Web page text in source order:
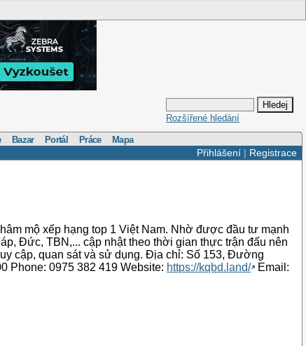
Rozšířené hledání
Bazar Portál Práce Mapa
Přihlášení| Registrace
mộ xếp hạng top 1 Việt Nam. Nhờ được đầu tư mạnh
Đức, TBN,... cập nhật theo thời gian thực trận đấu nên
cập, quan sát và sử dụng. Địa chỉ: Số 153, Đường
Phone: 0975 382 419 Website: https://kqbd.land/
Email: